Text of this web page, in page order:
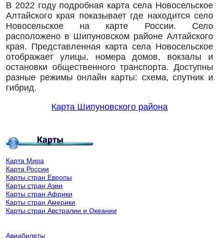
В 2022 году подробная карта села Новосельское
Алтайского края показывает где находится село
Новосельское на карте России. Село
расположено в Шипуновском районе Алтайского
края. Представленная карта села Новосельское
отображает улицы, номера домов, вокзалы и
остановки общественного транспорта. Доступны
разные режимы онлайн карты: схема, спутник и
гибрид.
Карта Шипуновского района
Карта Мира
Карта России
Карты стран Европы
Карты стран Азии
Карты стран Африки
Карты стран Америки
Карты стран Австралии и Океании
Авиабилеты